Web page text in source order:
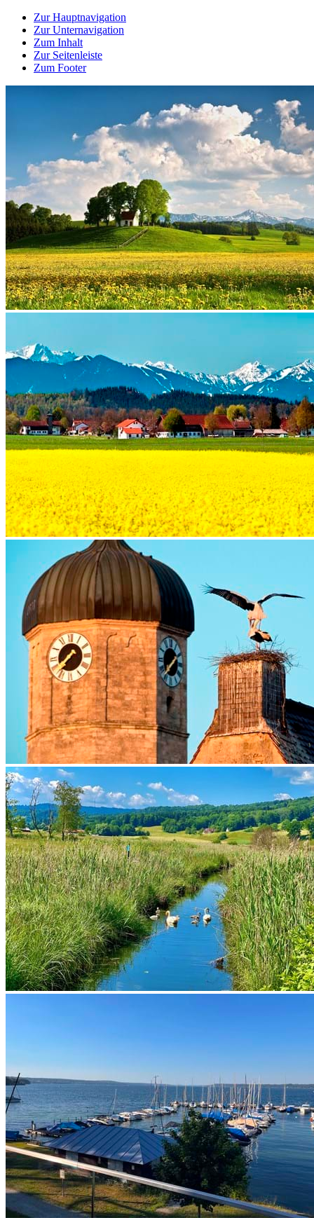
Zur Hauptnavigation
Zur Unternavigation
Zum Inhalt
Zur Seitenleiste
Zum Footer